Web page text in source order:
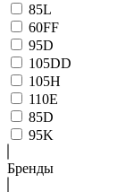
85L
60FF
95D
105DD
105H
110E
85D
95K
Бренды